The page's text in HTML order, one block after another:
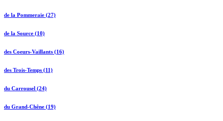
de la Pommeraie (27)
de la Source (10)
des Coeurs-Vaillants (16)
des Trois-Temps (11)
du Carrousel (24)
du Grand-Chêne (19)